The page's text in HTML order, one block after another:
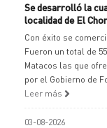
Se desarrolló la
localidad de El
Con éxito se
Fueron un total de
Matacos las que
por el Gobierno de
Leer más
03-08-2026